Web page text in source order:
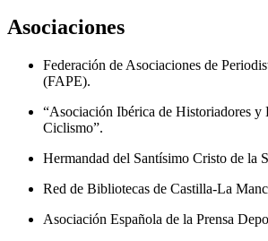
Asociaciones
Federación de Asociaciones de
(FAPE).
“Asociación Ibérica de Historiadores y
Ciclismo”.
Hermandad del Santísimo Cristo de la
Red de Bibliotecas de Castilla-La
Asociación Española de la Prensa